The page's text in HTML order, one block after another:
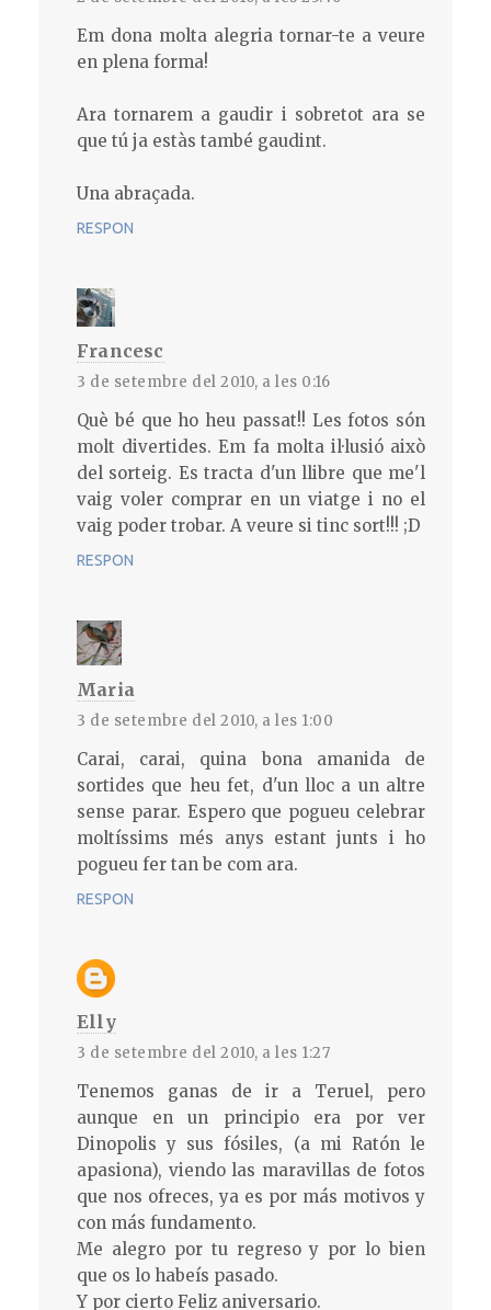
Em dona molta alegria tornar-te a veure
en plena forma!
Ara tornarem a gaudir i sobretot ara se
que tú ja estàs també gaudint.
Una abraçada.
RESPON
Francesc
3 de setembre del 2010, a les 0:16
Què bé que ho heu passat!! Les fotos són
molt divertides. Em fa molta il·lusió això
del sorteig. Es tracta d'un llibre que me'l
vaig voler comprar en un viatge i no el
vaig poder trobar. A veure si tinc sort!!! ;D
RESPON
Maria
3 de setembre del 2010, a les 1:00
Carai, carai, quina bona amanida de
sortides que heu fet, d'un lloc a un altre
sense parar. Espero que pogueu celebrar
moltíssims més anys estant junts i ho
pogueu fer tan be com ara.
RESPON
Elly
3 de setembre del 2010, a les 1:27
Tenemos ganas de ir a Teruel, pero
aunque en un principio era por ver
Dinopolis y sus fósiles, (a mi Ratón le
apasiona), viendo las maravillas de fotos
que nos ofreces, ya es por más motivos y
con más fundamento.
Me alegro por tu regreso y por lo bien
que os lo habeís pasado.
Y por cierto Feliz aniversario.